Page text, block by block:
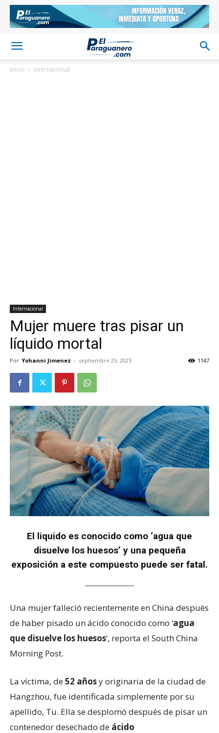
Inicio Internacional
Internacional
Mujer muere tras pisar un
líquido mortal
Por Yohanni Jimenez - septiembre 25, 2025 1147
El liquido es conocido como ‘agua que
disuelve los huesos’ y una pequeña
exposición a este compuesto puede ser fatal.
Una mujer falleció recientemente en China después
de haber pisado un ácido conocido como ‘agua
que disuelve los huesos‘, reporta el South China
Morning Post.
La víctima, de52 añosy originaria de la ciudad de
Hangzhou, fue identificada simplemente por su
apellido, Tu. Ella se desplomó después de pisar un
contenedor desechado de ácido